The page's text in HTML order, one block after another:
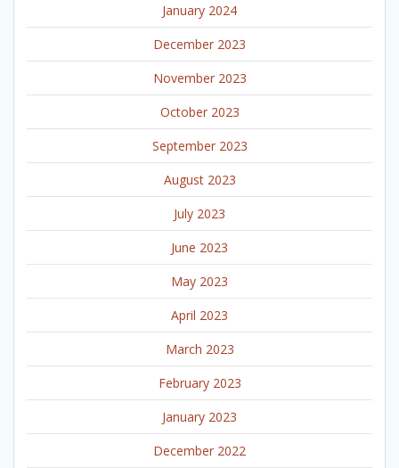
January 2024
December 2023
November 2023
October 2023
September 2023
August 2023
July 2023
June 2023
May 2023
April 2023
March 2023
February 2023
January 2023
December 2022